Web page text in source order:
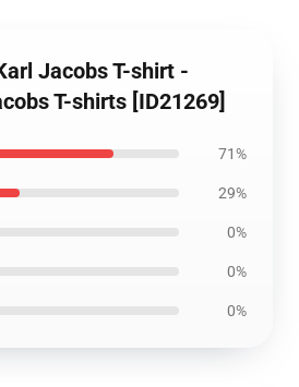
Jacobs T-shirt -
T-shirts [ID21269]
71%
29%
0%
0%
0%